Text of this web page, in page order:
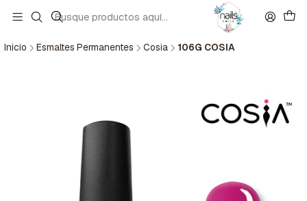
Inicio Esmaltes Permanentes Cosia 106G COSIA